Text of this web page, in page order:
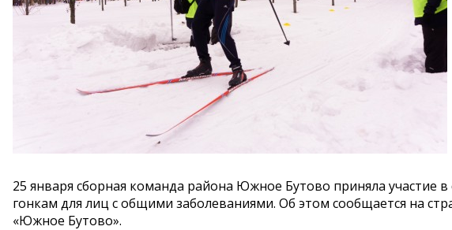
25 января сборная команда района Южное Бутово приняла
гонкам для лиц с общими заболеваниями. Об этом сообщается на
«Южное Бутово».